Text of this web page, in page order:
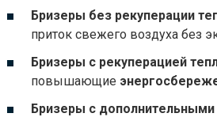
Бризеры без рекуперации
приток свежего воздуха без
Бризеры с рекуперацией
повышающие
Бризеры с